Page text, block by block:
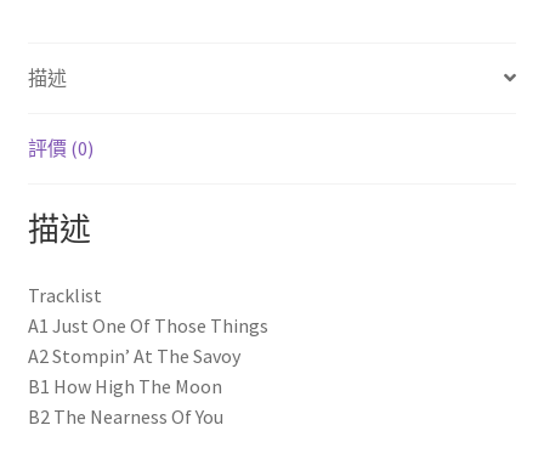
描述
評價 (0)
描述
Tracklist
A1 Just One Of Those Things
A2 Stompin’ At The Savoy
B1 How High The Moon
B2 The Nearness Of You